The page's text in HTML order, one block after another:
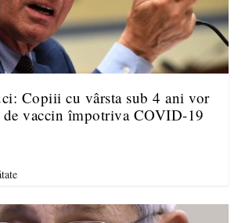
Copiii cu vârsta sub 4 ani vor
vaccin împotriva COVID-19